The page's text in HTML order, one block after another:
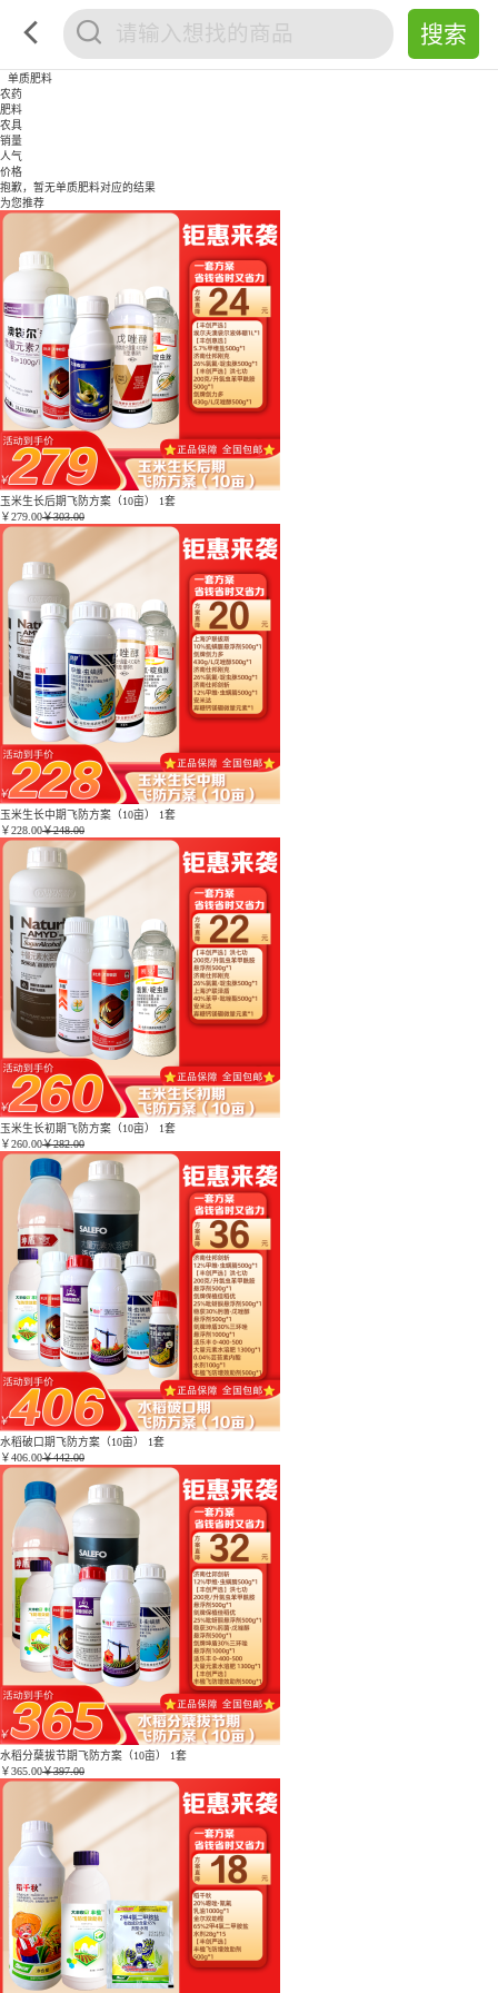
单质肥料
农药
肥料
农具
销量
人气
价格
抱歉，暂无单质肥料对应的结果
为您推荐
玉米生长后期飞防方案（10亩） 1套
￥279.00￥303.00
玉米生长中期飞防方案（10亩） 1套
￥228.00￥248.00
玉米生长初期飞防方案（10亩） 1套
￥260.00￥282.00
水稻破口期飞防方案（10亩） 1套
￥406.00￥442.00
水稻分蘖拔节期飞防方案（10亩） 1套
￥365.00￥397.00